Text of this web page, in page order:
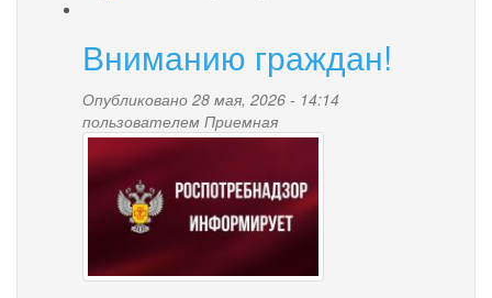
коренных
малочисленных
народов
Севера,
Сибири
Дальнего
Востока
году
Вниманию граждан!
Опубликовано 28 мая, 2026 - 14:14
пользователем Приемная
rospotrebnadzor.jpg